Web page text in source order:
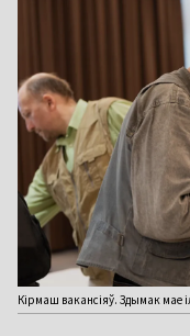
Кірмаш вакансіяў. Здымак